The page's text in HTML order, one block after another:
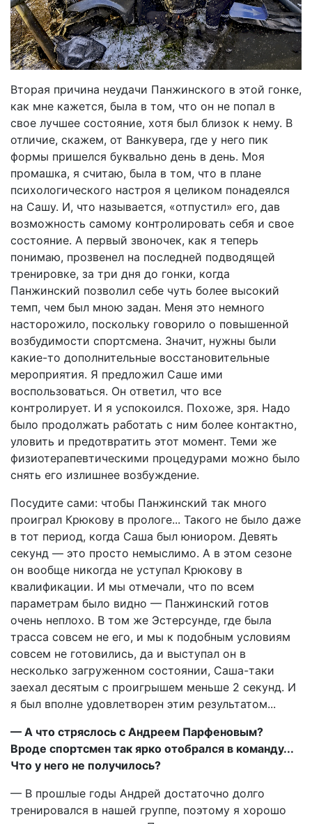
Вторая причина неудачи Панжинского в этой гонке,
как мне кажется, была в том, что он не попал в
свое лучшее состояние, хотя был близок к нему. В
отличие, скажем, от Ванкувера, где у него пик
формы пришелся буквально день в день. Моя
промашка, я считаю, была в том, что в плане
психологического настроя я целиком понадеялся
на Сашу. И, что называется, «отпустил» его, дав
возможность самому контролировать себя и свое
состояние. А первый звоночек, как я теперь
понимаю, прозвенел на последней подводящей
тренировке, за три дня до гонки, когда
Панжинский позволил себе чуть более высокий
темп, чем был мною задан. Меня это немного
насторожило, поскольку говорило о повышенной
возбудимости спортсмена. Значит, нужны были
какие-то дополнительные восстановительные
мероприятия. Я предложил Саше ими
воспользоваться. Он ответил, что все
контролирует. И я успокоился. Похоже, зря. Надо
было продолжать работать с ним более контактно,
уловить и предотвратить этот момент. Теми же
физиотерапевтическими процедурами можно было
снять его излишнее возбуждение.
Посудите сами: чтобы Панжинский так много
проиграл Крюкову в прологе... Такого не было даже
в тот период, когда Саша был юниором. Девять
секунд — это просто немыслимо. А в этом сезоне
он вообще никогда не уступал Крюкову в
квалификации. И мы отмечали, что по всем
параметрам было видно — Панжинский готов
очень неплохо. В том же Эстерсунде, где была
трасса совсем не его, и мы к подобным условиям
совсем не готовились, да и выступал он в
несколько загруженном состоянии, Саша-таки
заехал десятым с проигрышем меньше 2 секунд. И
я был вполне удовлетворен этим результатом...
— А что стряслось с Андреем Парфеновым?
Вроде спортсмен так ярко отобрался в команду...
Что у него не получилось?
— В прошлые годы Андрей достаточно долго
тренировался в нашей группе, поэтому я хорошо